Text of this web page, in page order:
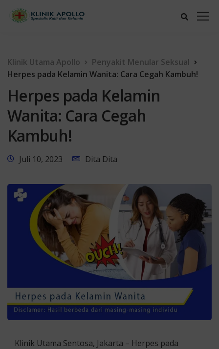
Klinik Utama Apollo
Penyakit Menular Seksual
Herpes pada Kelamin Wanita: Cara Cegah Kambuh!
Herpes pada Kelamin
Wanita: Cara Cegah
Kambuh!
Juli 10, 2023 Dita Dita
Klinik Utama Sentosa, Jakarta – Herpes pada